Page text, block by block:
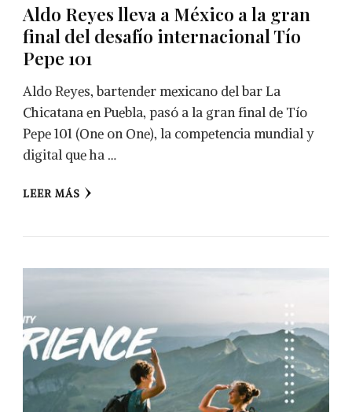
Aldo Reyes lleva a México a la gran
final del desafío internacional Tío
Pepe 101
Aldo Reyes, bartender mexicano del bar La
Chicatana en Puebla, pasó a la gran final de Tío
Pepe 101 (One on One), la competencia mundial y
digital que ha …
LEER MÁS